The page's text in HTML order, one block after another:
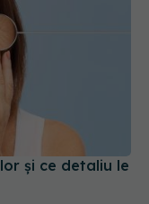
și ce detaliu le